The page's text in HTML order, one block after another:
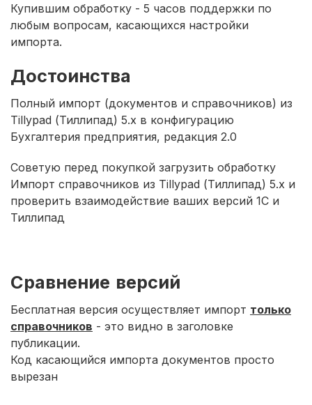
Купившим обработку - 5 часов поддержки по
любым вопросам, касающихся настройки
импорта.
Достоинства
Полный импорт (документов и справочников) из
Tillypad (Тиллипад) 5.х в конфигурацию
Бухгалтерия предприятия, редакция 2.0
Советую перед покупкой загрузить обработку
Импорт справочников из Tillypad (Тиллипад) 5.х и
проверить взаимодействие ваших версий 1С и
Тиллипад
Сравнение версий
Бесплатная версия осуществляет импорт только
справочников - это видно в заголовке
публикации.
Код касающийся импорта документов просто
вырезан